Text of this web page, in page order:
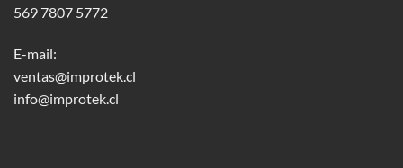
569 7807 5772
E-mail:
ventas@improtek.cl
info@improtek.cl